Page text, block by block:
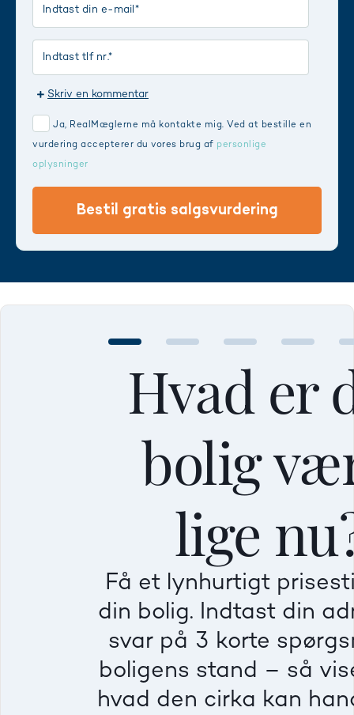
Skriv en kommentar
Ja, RealMæglerne må kontakte mig. Ved at bestille en
vurdering accepterer du vores brug af personlige
oplysninger
Bestil gratis salgsvurdering
Hvad er
bolig
lige
Få et lynhurtigt
din bolig. Indtast din
svar på 3 korte
boligens stand – så
hvad den cirka kan
Dårlig
Mindre god
Mellem
Dårlig
Mindre god
Mellem
Dårlig
Mindre god
Mellem
Villa
Beregner pris